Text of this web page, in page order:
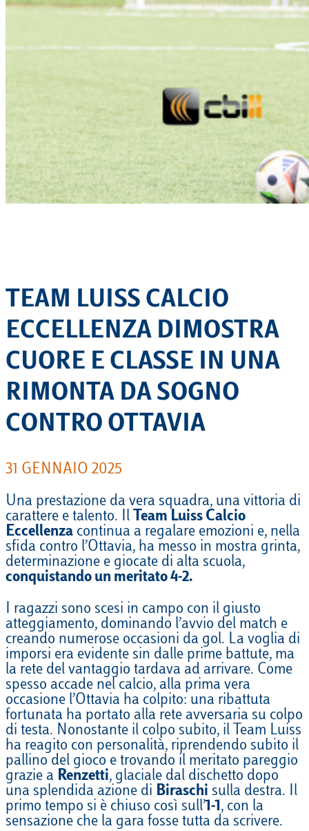
TEAM LUISS CALCIO
ECCELLENZA DIMOSTRA
CUORE E CLASSE IN UNA
RIMONTA DA SOGNO
CONTRO OTTAVIA
31 GENNAIO 2025
Una prestazione da vera squadra, una vittoria di
carattere e talento. Il Team Luiss Calcio
Eccellenza continua a regalare emozioni e, nella
sfida contro l’Ottavia, ha messo in mostra grinta,
determinazione e giocate di alta scuola,
conquistando un meritato 4-2.
I ragazzi sono scesi in campo con il giusto
atteggiamento, dominando l’avvio del match e
creando numerose occasioni da gol. La voglia di
imporsi era evidente sin dalle prime battute, ma
la rete del vantaggio tardava ad arrivare. Come
spesso accade nel calcio, alla prima vera
occasione l’Ottavia ha colpito: una ribattuta
fortunata ha portato alla rete avversaria su colpo
di testa. Nonostante il colpo subito, il Team Luiss
ha reagito con personalità, riprendendo subito il
pallino del gioco e trovando il meritato pareggio
grazie a Renzetti, glaciale dal dischetto dopo
una splendida azione di Biraschi sulla destra. Il
primo tempo si è chiuso così sull’1-1, con la
sensazione che la gara fosse tutta da scrivere.